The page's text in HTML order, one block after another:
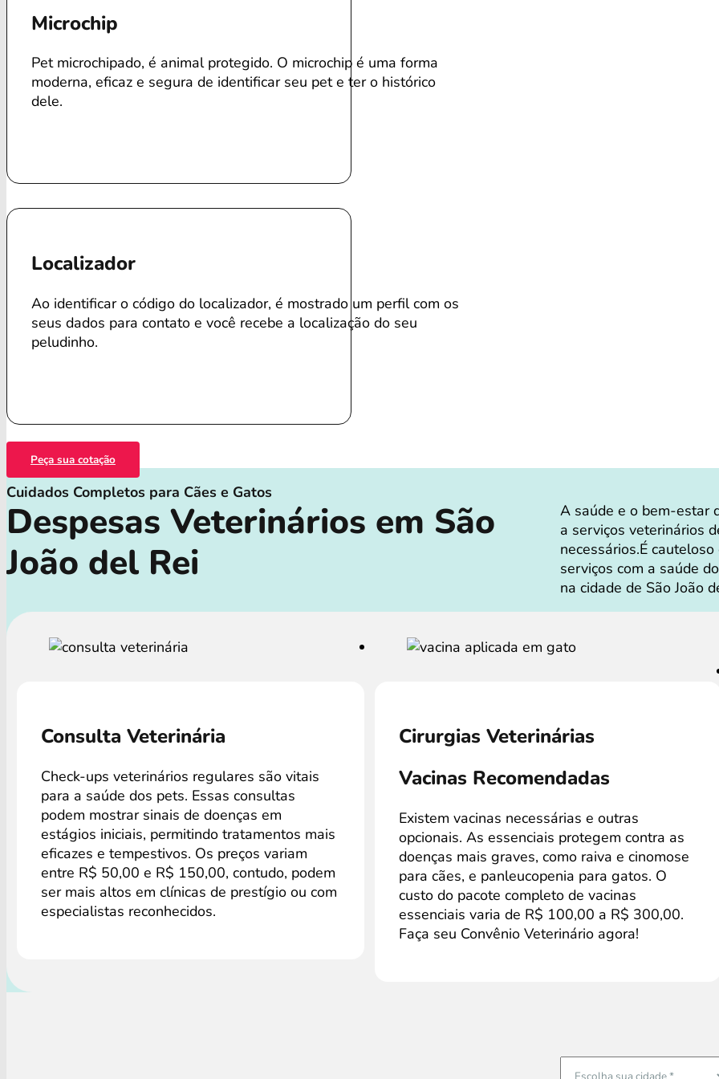
Microchip
Pet microchipado, é animal protegido. O microchip é uma forma
moderna, eficaz e segura de identificar seu pet e ter o histórico
dele.
Localizador
Ao identificar o código do localizador, é mostrado um perfil com os
seus dados para contato e você recebe a localização do seu
peludinho.
Peça sua cotação
Cuidados Completos para Cães e Gatos
Despesas Veterinários em São
João del Rei
A saúde e o bem-estar
a serviços veterinários
necessários.É
serviços com a saúde
na cidade de São João
Consulta Veterinária
Check-ups veterinários regulares são vitais
para a saúde dos pets. Essas consultas
podem mostrar sinais de doenças em
estágios iniciais, permitindo tratamentos mais
eficazes e tempestivos. Os preços variam
entre R$ 50,00 e R$ 150,00, contudo, podem
ser mais altos em clínicas de prestígio ou com
especialistas reconhecidos.
Cirurgias Veterinárias
Vacinas Recomendadas
Existem vacinas necessárias e outras
opcionais. As essenciais protegem contra as
doenças mais graves, como raiva e cinomose
para cães, e panleucopenia para gatos. O
custo do pacote completo de vacinas
essenciais varia de R$ 100,00 a R$ 300,00.
Faça seu Convênio Veterinário agora!